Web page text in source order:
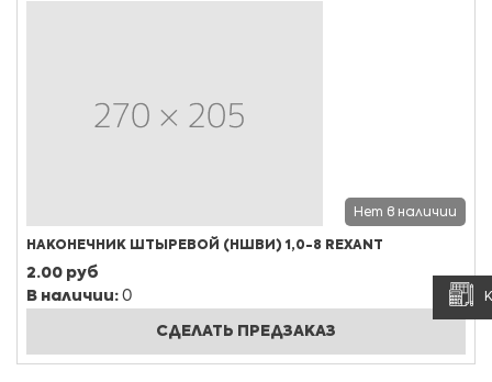
Нет в наличии
НАКОНЕЧНИК ШТЫРЕВОЙ (НШВИ) 1,0-8 REXANT
2.00 руб
В наличии: 0
СДЕЛАТЬ ПРЕДЗАКАЗ